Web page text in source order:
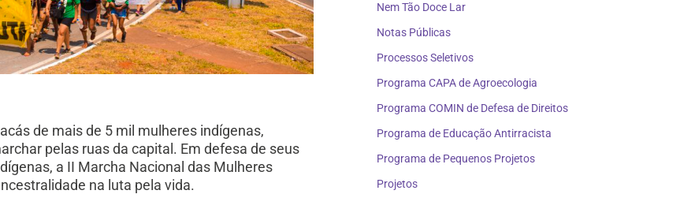
de mais de 5 mil mulheres indígenas,
pelas ruas da capital. Em defesa de seus
a II Marcha Nacional das Mulheres
na luta pela vida.
Nem Tão Doce Lar
Notas Públicas
Processos Seletivos
Programa CAPA de Agroecologia
Programa COMIN de Defesa de Direitos
Programa de Educação Antirracista
Programa de Pequenos Projetos
Projetos